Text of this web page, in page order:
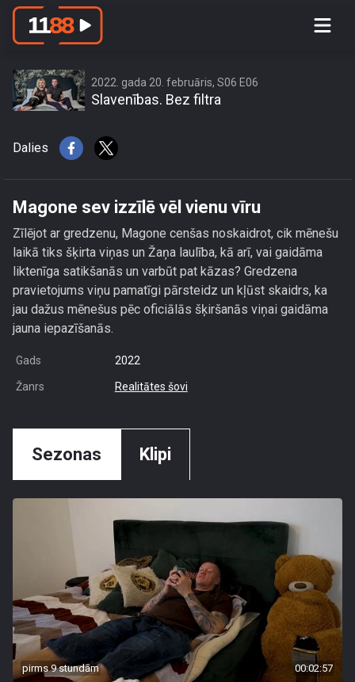
2022. gada 20. februāris, S06 E06
Slavenības. Bez filtra
Dalies
Magone sev izzīlē vēl vienu vīru
Zīlējot ar gredzenu, Magone cenšas noskaidrot, cik mēnešu
laikā tiks šķirta viņas un Žaņa laulība, kā arī, vai gaidāma
liktenīga satikšanās un varbūt pat kāzas? Gredzena
pravietojums viņu pamatīgi pārsteidz un kļūst skaidrs, ka
jau dažus mēnešus pēc oficiālās šķiršanās viņai gaidāma
jauna iepazīšanās.
Gads 2022
Žanrs Realitātes šovi
Sezonas Klipi
pirms 9 stundām 00:02:57